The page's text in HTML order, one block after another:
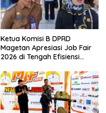
Ketua Komisi B DPRD
Magetan Apresiasi Job Fair
2026 di Tengah Efisiensi